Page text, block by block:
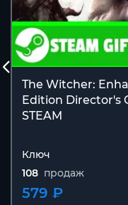
The Witcher:
Edition Director's
STEAM
Ключ
108 продаж
579 ₽